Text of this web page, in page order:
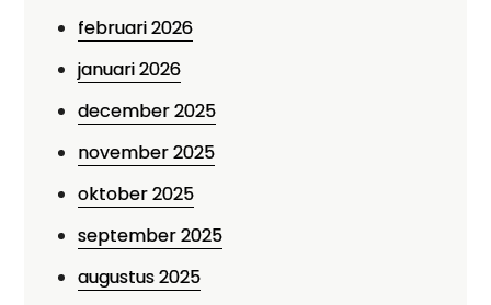
februari 2026
januari 2026
december 2025
november 2025
oktober 2025
september 2025
augustus 2025